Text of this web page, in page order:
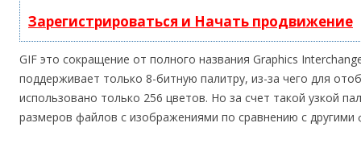
Зарегистрироваться и Начать продвижение
GIF это сокращение от полного названия Graphics
поддерживает только 8-битную палитру, из-за чего для
использовано только 256 цветов. Но за счет такой узкой
размеров файлов с изображениями по сравнению с